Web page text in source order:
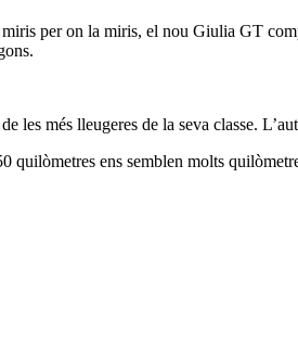
per on la miris, el nou Giulia GT
més lleugeres de la seva classe.
quilòmetres ens semblen molts